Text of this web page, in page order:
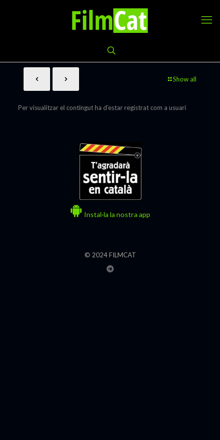
Show all
Per visualitzar el contingut ha d'estar registrat com a usuari
Instal·la la nostra app
© 2024 FILMCAT